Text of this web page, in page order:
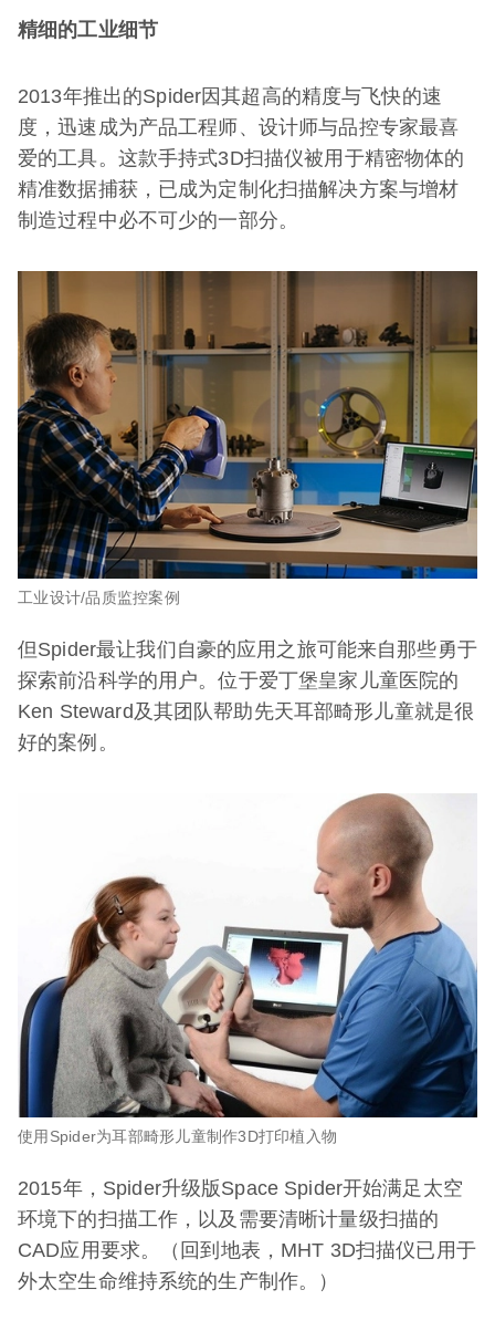
精细的工业细节​
2013年推出的Spider因其超高的精度与飞快的速
度，迅速成为产品工程师、设计师与品控专家最喜
爱的工具。这款手持式3D扫描仪被用于精密物体的
精准数据捕获，已成为定制化扫描解决方案与增材
制造过程中必不可少的一部分。
工业设计/品质监控案例
但Spider最让我们自豪的应用之旅可能来自那些勇于
探索前沿科学的用户。位于爱丁堡皇家儿童医院的
Ken Steward及其团队帮助先天耳部畸形儿童就是很
好的案例。
使用Spider为耳部畸形儿童制作3D打印植入物
2015年，Spider升级版Space Spider开始满足太空
环境下的扫描工作，以及需要清晰计量级扫描的
CAD应用要求。（回到地表，MHT 3D扫描仪已用于
外太空生命维持系统的生产制作。）